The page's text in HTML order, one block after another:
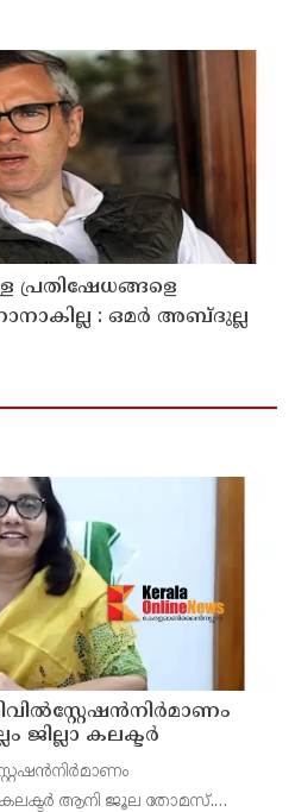
പ്രതിഷേധങ്ങളെ
: ഒമർ അബ്ദുല്ല
ജില്ലാ കലക്ടര്‍
കലക്ടര്‍ ആനി ജൂല തോമസ്.